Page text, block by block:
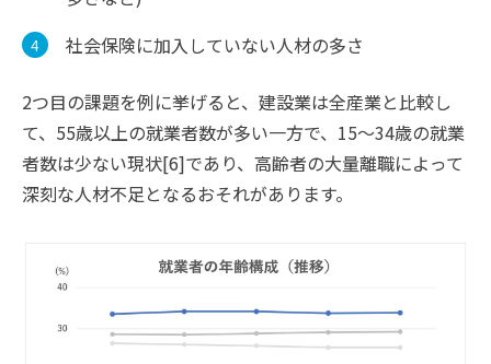
社会保険に加入していない人材の多さ
2つ目の課題を例に挙げると、建設業は全産業と比較し
て、55歳以上の就業者数が多い一方で、15〜34歳の就業
者数は少ない現状[6]であり、高齢者の大量離職によって
深刻な人材不足となるおそれがあります。